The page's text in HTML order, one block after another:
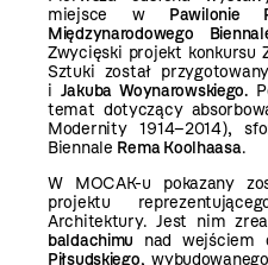
miejsce w Pawilonie
Międzynarodowego
Zwycięski projekt konkursu
Sztuki został
i Jakuba Woynarowskiego.
temat dotyczący
Modernity 1914–2014),
Biennale Rema Koolhaasa.
W MOCAK-u pokazany
projektu
Architektury. Jest nim
baldachimu nad wejściem
Piłsudskiego,